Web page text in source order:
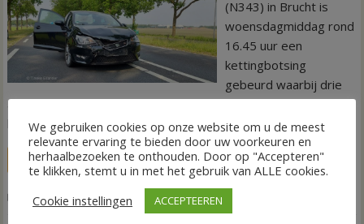
(N343) in Brucht is
woensdagmiddag rond
16.45 uur een
kettingbotsing
gebeurd waarbij drie
auto’s betrokken waren. Er was alleen wat blikschade, alle
bestuurders kwamen met schrik vrij.
LEES MEER
Nieuws Kettingbotsing N343,politie,Twenteweg
We gebruiken cookies op onze website om u de meest
relevante ervaring te bieden door uw voorkeuren en
herhaalbezoeken te onthouden. Door op "Accepteren"
te klikken, stemt u in met het gebruik van ALLE cookies.
Cookie instellingen
ACCEPTEEREN